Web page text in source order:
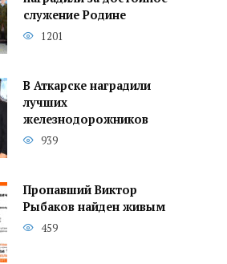
служение Родине
1201
В Аткарске наградили
лучших
железнодорожников
939
Пропавший Виктор
Рыбаков найден живым
459